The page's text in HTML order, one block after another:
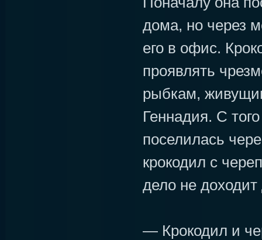
дома, но через
его в офис.
проявлять
рыбкам,
Геннадия. С
поселилась
крокодил с
дело не
— Крокодил и